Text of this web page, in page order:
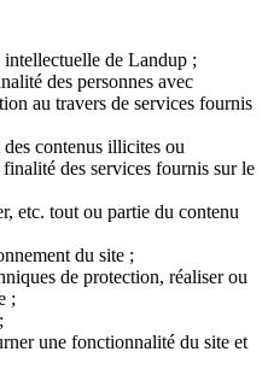
de Landup ;
des personnes avec
au travers de services fournis
contenus illicites ou
des services fournis sur le
etc. tout ou partie du contenu
du site ;
de protection, réaliser ou
;
une fonctionnalité du site et